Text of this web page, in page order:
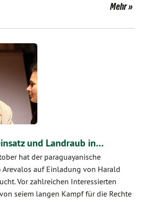
Mehr
und Landraub in…
hat der paraguayanische
Arevalos auf Einladung von Harald
Vor zahlreichen Interessierten
seiem langen Kampf für die Rechte